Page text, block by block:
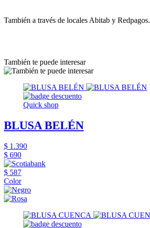
También a través de locales Abitab y Redpagos.
También te puede interesar
Quick shop
BLUSA BELÉN
$ 1.390
$ 690
$ 587
Color